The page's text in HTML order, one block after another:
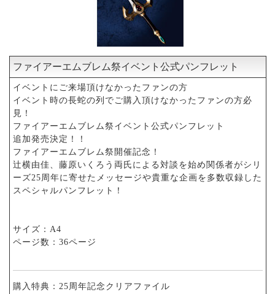
1
ファイアーエムブレム祭イベント公式パンフレット
イベントにご来場頂けなかったファンの方
イベント時の長蛇の列でご購入頂けなかったファンの方必
見！
ファイアーエムブレム祭イベント公式パンフレット
追加発売決定！！
ファイアーエムブレム祭開催記念！
辻横由佳、藤原いくろう両氏による対談を始め関係者がシリ
ーズ25周年に寄せたメッセージや貴重な企画を多数収録した
スペシャルパンフレット！
サイズ：A4
ページ数：36ページ
購入特典：25周年記念クリアファイル